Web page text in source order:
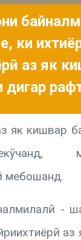
ки
аз як
дигар
як кишвар
мебошанд.
-